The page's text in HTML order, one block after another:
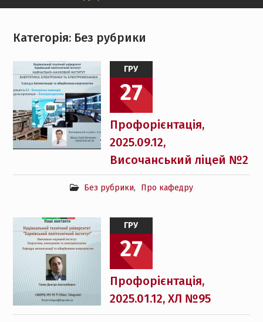
Категорія: Без рубрики
ГРУ
27
Профорієнтація,
2025.09.12,
Височанський ліцей №2
Без рубрики, Про кафедру
ГРУ
27
Профорієнтація,
2025.01.12, ХЛ №95